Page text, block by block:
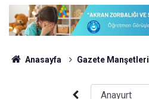
Anasayfa Gazete Manşetleri